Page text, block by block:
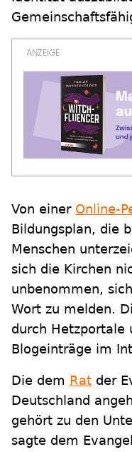
Von einer Online-
Bildungsplan, die
Menschen
sich die Kirchen
unbenommen,
Wort zu melden.
durch Hetzportale
Blogeinträge im
Die dem Rat der
Deutschland
gehört zu den
sagte dem